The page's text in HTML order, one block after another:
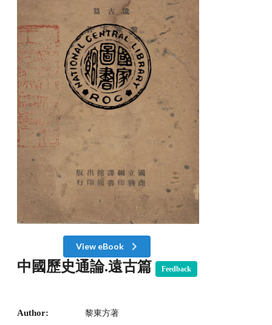
View eBook
中國歷史通論.遠古篇 Feedback
Author: 黎東方著